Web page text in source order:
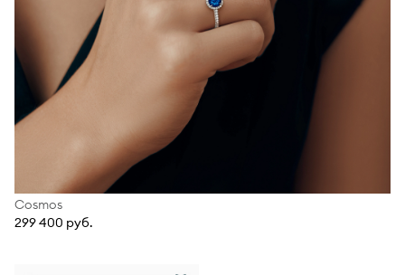
Cosmos
299 400 руб.